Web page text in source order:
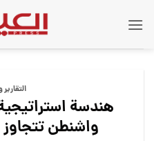
هندسة
واشنطن تتجاوز